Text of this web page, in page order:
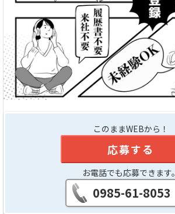
このままWEBから！
応募する
お電話でも応募できます。
0985-61-8053